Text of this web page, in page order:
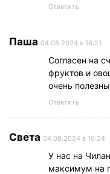
Ответить
Паша 04.08.2024 в 16:21
Согласен на
фруктов и
очень
Ответить
Света 04.08.2024 в 16:24
У нас на
максимум на